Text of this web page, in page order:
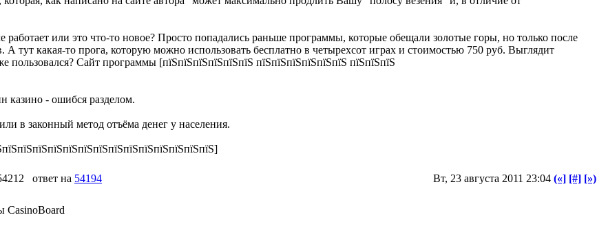
работает или это что-то новое? Просто попадались раньше программы, которые обещали золотые горы, но только после
тут какая-то прога, которую можно использовать бесплатно в четырехсот играх и стоимостью 750 руб. Выглядит
Сайт программы [пїЅпїЅпїЅпїЅпїЅпїЅ пїЅпїЅпїЅпїЅпїЅпїЅ пїЅпїЅпїЅ
казино - ошибся разделом.
в законный метод отъёма денег у населения.
ответ на 54194 Вт, 23 августа 2011 23:04 («] [#] [»)
CasinoBoard